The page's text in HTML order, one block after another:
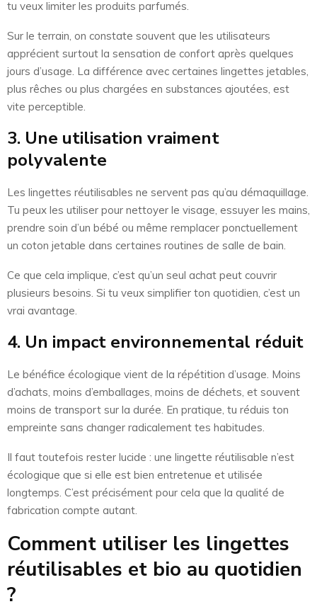
tu veux limiter les produits parfumés.
Sur le terrain, on constate souvent que les utilisateurs
apprécient surtout la sensation de confort après quelques
jours d’usage. La différence avec certaines lingettes jetables,
plus rêches ou plus chargées en substances ajoutées, est
vite perceptible.
3. Une utilisation vraiment
polyvalente
Les lingettes réutilisables ne servent pas qu’au démaquillage.
Tu peux les utiliser pour nettoyer le visage, essuyer les mains,
prendre soin d’un bébé ou même remplacer ponctuellement
un coton jetable dans certaines routines de salle de bain.
Ce que cela implique, c’est qu’un seul achat peut couvrir
plusieurs besoins. Si tu veux simplifier ton quotidien, c’est un
vrai avantage.
4. Un impact environnemental réduit
Le bénéfice écologique vient de la répétition d’usage. Moins
d’achats, moins d’emballages, moins de déchets, et souvent
moins de transport sur la durée. En pratique, tu réduis ton
empreinte sans changer radicalement tes habitudes.
Il faut toutefois rester lucide : une lingette réutilisable n’est
écologique que si elle est bien entretenue et utilisée
longtemps. C’est précisément pour cela que la qualité de
fabrication compte autant.
Comment utiliser les lingettes
réutilisables et bio au quotidien
?